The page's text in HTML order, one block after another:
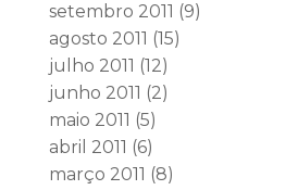
setembro 2011 (9)
agosto 2011 (15)
julho 2011 (12)
junho 2011 (2)
maio 2011 (5)
abril 2011 (6)
março 2011 (8)